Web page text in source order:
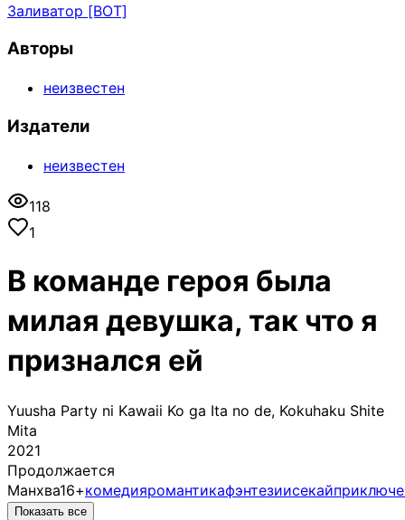
Заливатор [BOT]
Авторы
неизвестен
Издатели
неизвестен
118
1
В команде героя была
милая девушка, так что я
признался ей
Yuusha Party ni Kawaii Ko ga Ita no de, Kokuhaku Shite
Mita
2021
Продолжается
Манхва16+комедияромантикафэнтезиисекай
Показать все